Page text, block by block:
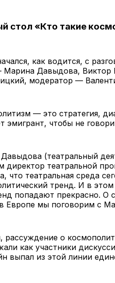
стол «Кто такие
как водится, с
Марина Давыдова, Виктор
модератор —
— это стратегия,
эмигрант, чтобы не
(театральный
директор театральной
что театральная среда
тренд. И в
попадают прекрасно. О
Европе мы поговорим с
рассуждение о
как участники
выпал из этой линии